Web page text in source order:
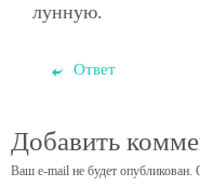
лунную.
Ответ
Добавить
Ваш e-mail не будет опубликован.